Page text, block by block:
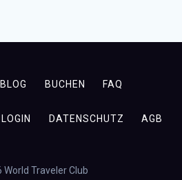
BLOG BUCHEN FAQ
LOGIN DATENSCHUTZ AGB
Traveler Club